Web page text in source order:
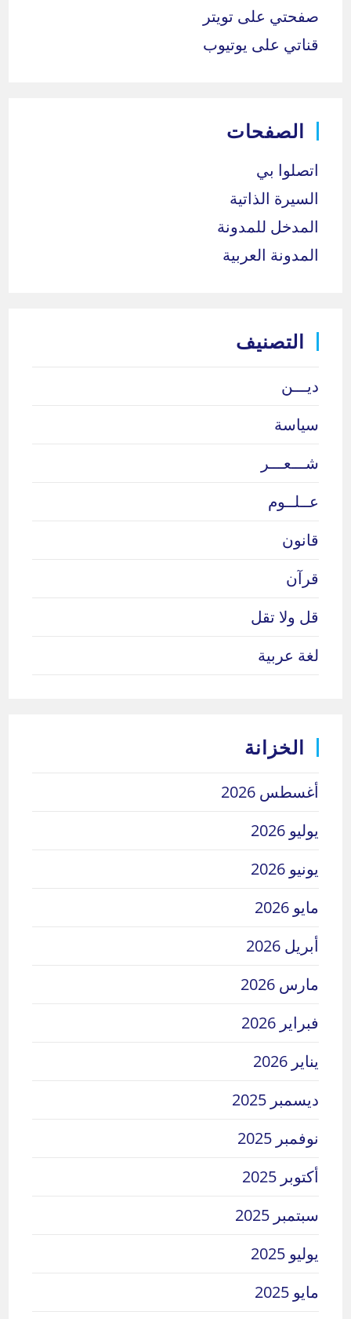
صفحتي على تويتر
قناتي على يوتيوب
الصفحات
اتصلوا بي
السيرة الذاتية
المدخل للمدونة
المدونة العربية
التصنيف
ديـــن
سياسة
شـــعـــر
عــلــوم
قانون
قرآن
قل ولا تقل
لغة عربية
الخزانة
أغسطس 2026
يوليو 2026
يونيو 2026
مايو 2026
أبريل 2026
مارس 2026
فبراير 2026
يناير 2026
ديسمبر 2025
نوفمبر 2025
أكتوبر 2025
سبتمبر 2025
يوليو 2025
مايو 2025